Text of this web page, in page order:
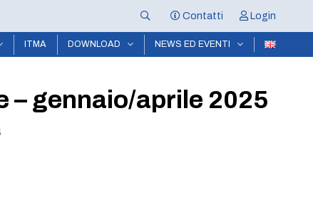
Contatti Login
ITMA DOWNLOAD NEWS ED EVENTI
– gennaio/aprile 2025